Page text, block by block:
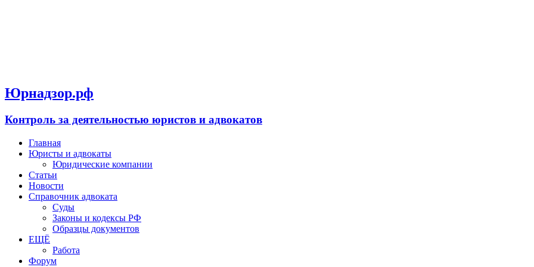
Юрнадзор.рф
Контроль за деятельностью юристов и адвокатов
Главная
Юристы и адвокаты
Юридические компании
Статьи
Новости
Справочник адвоката
Суды
Законы и кодексы РФ
Образцы документов
ЕЩЁ
Работа
Форум